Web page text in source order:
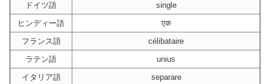
ドイツ語
single
ヒンディー語
एक
フランス語
célibataire
ラテン語
unius
イタリア語
separare